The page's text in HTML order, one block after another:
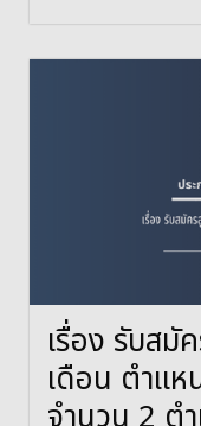
เรื่อง รับสมั
เดือน ตำแห